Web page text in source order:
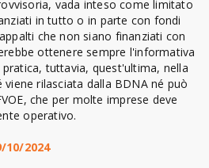
vada inteso come limitato
in tutto o in parte con fondi
che non siano finanziati con
ottenere sempre l'informativa
tuttavia, quest'ultima, nella
rilasciata dalla BDNA né può
che per molte imprese deve
operativo.
10/2024